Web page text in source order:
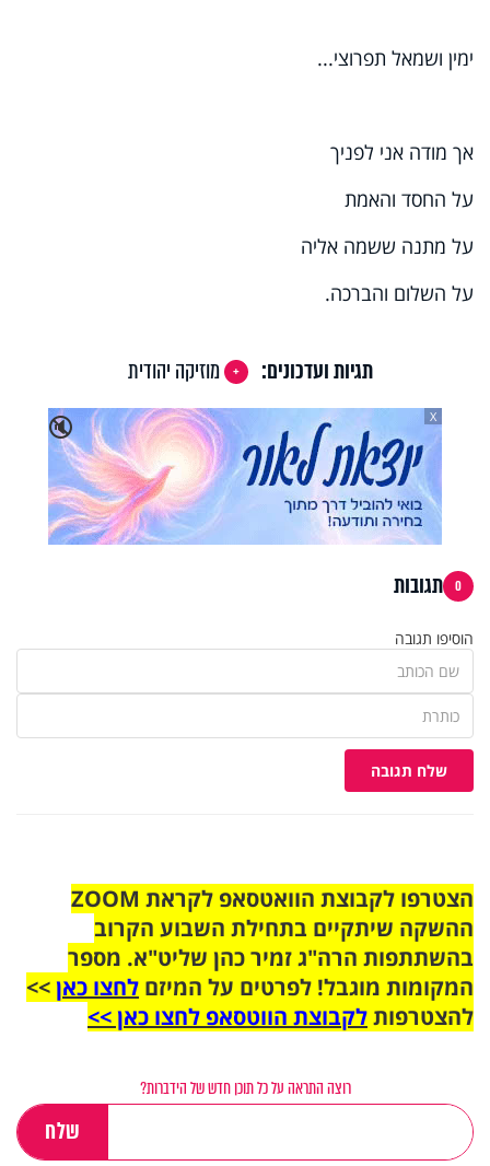
ימין ושמאל תפרוצי...
אך מודה אני לפניך
על החסד והאמת
על מתנה ששמה אליה
על השלום והברכה.
תגיות ועדכונים:
מוזיקה יהודית
🔇
X
0 תגובות
הוסיפו תגובה
שלח תגובה
הצטרפו לקבוצת הוואטסאפ לקראת ZOOM
ההשקה שיתקיים בתחילת השבוע הקרוב
בהשתתפות הרה"ג זמיר כהן שליט"א. מספר
המקומות מוגבל! לפרטים על המיזם לחצו כאן>>
להצטרפותלקבוצת הווטסאפ לחצו כאן >>
רוצה התראה על כל תוכן חדש של הידברות?